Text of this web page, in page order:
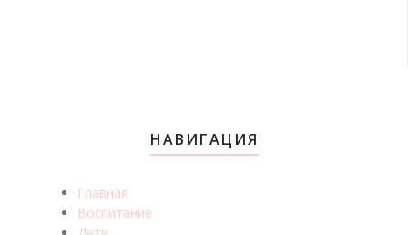
НАВИГАЦИЯ
Главная
Воспитание